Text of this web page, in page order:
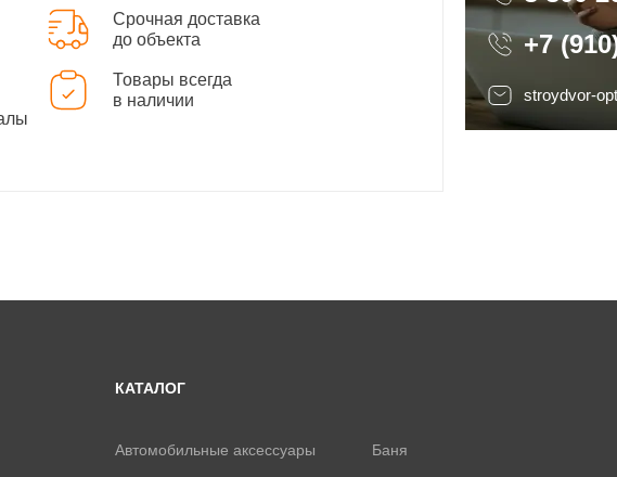
Срочная доставка
до объекта
Товары всегда
в наличии
+7
stroydvor-
КАТАЛОГ
Автомобильные аксессуары Баня